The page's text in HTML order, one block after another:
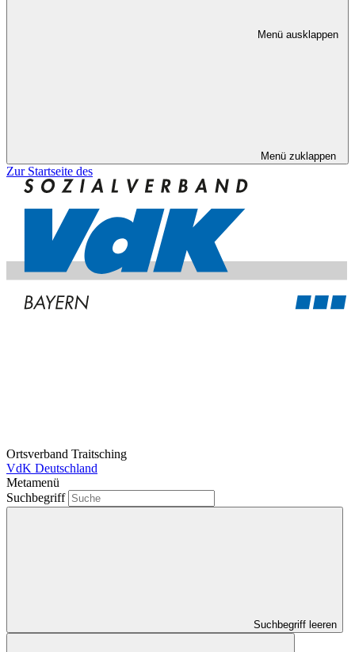
Menü ausklappen
Menü zuklappen
Zur Startseite des
Ortsverband Traitsching
VdK Deutschland
Metamenü
Suchbegriff
Suchbegriff leeren